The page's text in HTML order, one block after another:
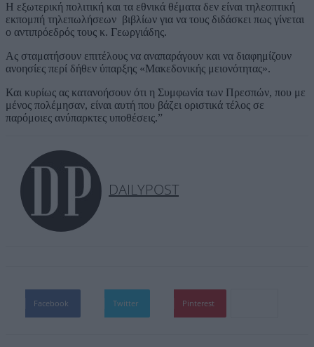
Η εξωτερική πολιτική και τα εθνικά θέματα δεν είναι τηλεοπτική
εκπομπή τηλεπωλήσεων βιβλίων για να τους διδάσκει πως γίνεται
ο αντιπρόεδρός τους κ. Γεωργιάδης.
Ας σταματήσουν επιτέλους να αναπαράγουν και να διαφημίζουν
ανοησίες περί δήθεν ύπαρξης «Μακεδονικής μειονότητας».
Και κυρίως ας κατανοήσουν ότι η Συμφωνία των Πρεσπών, που με
μένος πολέμησαν, είναι αυτή που βάζει οριστικά τέλος σε
παρόμοιες ανύπαρκτες υποθέσεις.”
DAILYPOST
Facebook Twitter Pinterest